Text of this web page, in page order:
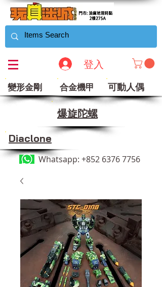
登入
變形金剛 合金機甲 可動人偶
​爆旋陀螺
Diaclone
Whatsapp: +852 6376 7756